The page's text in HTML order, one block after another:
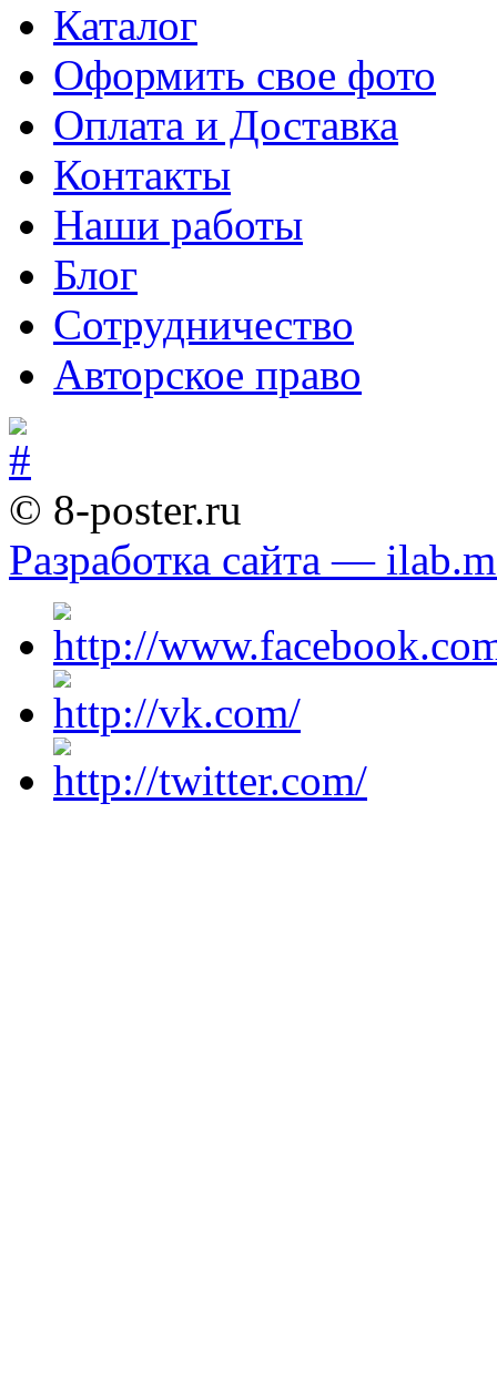
Каталог
Оформить свое фото
Оплата и Доставка
Контакты
Наши работы
Блог
Сотрудничество
Авторское право
© 8-poster.ru
Разработка сайта —